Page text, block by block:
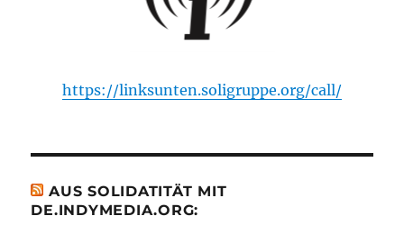
https://linksunten.soligruppe.org/call/
AUS SOLIDATITÄT MIT
DE.INDYMEDIA.ORG: